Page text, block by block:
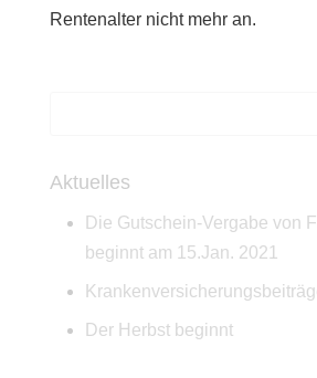
Rentenalter nicht mehr an.
Aktuelles
Die Gutschein-Vergabe von
beginnt am 15.Jan. 2021
Der Herbst beginnt